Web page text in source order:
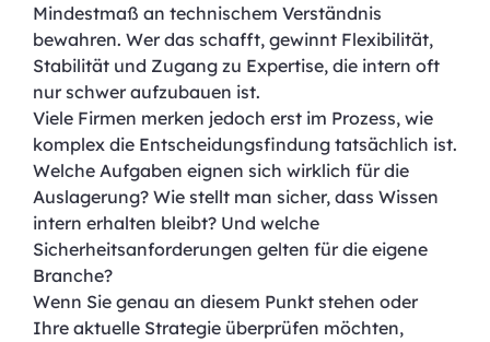
Mindestmaß an technischem Verständnis
bewahren. Wer das schafft, gewinnt Flexibilität,
Stabilität und Zugang zu Expertise, die intern oft
nur schwer aufzubauen ist.
Viele Firmen merken jedoch erst im Prozess, wie
komplex die Entscheidungsfindung tatsächlich ist.
Welche Aufgaben eignen sich wirklich für die
Auslagerung? Wie stellt man sicher, dass Wissen
intern erhalten bleibt? Und welche
Sicherheitsanforderungen gelten für die eigene
Branche?
Wenn Sie genau an diesem Punkt stehen oder
Ihre aktuelle Strategie überprüfen möchten,